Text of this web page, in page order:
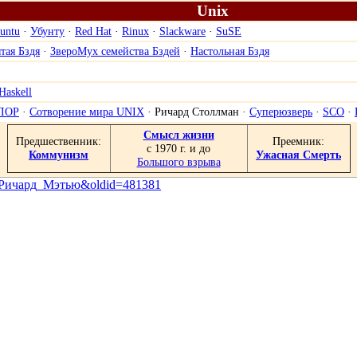
Unix
· Убунту · Red Hat · Rinux · Slackware · SuSE
Бздя · ЗвероМух семейства Бздей · Настольная Бздя
· Сотворение мира UNIX · Ричард Столлман · Суперюзверь · SCO ·
Предшественник:
Коммунизм
Смысл жизни
с 1970 г. и до
Большого взрыва
Преемник:
Ужасная Смерть